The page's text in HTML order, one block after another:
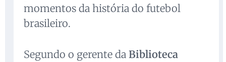
momentos da história do futebol
brasileiro.
Segundo o gerente da Biblioteca